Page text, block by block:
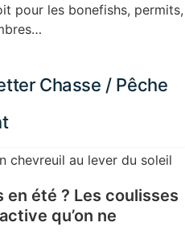
pour les bonefishs, permits,
Chasse / Pêche
été ? Les coulisses
qu’on ne